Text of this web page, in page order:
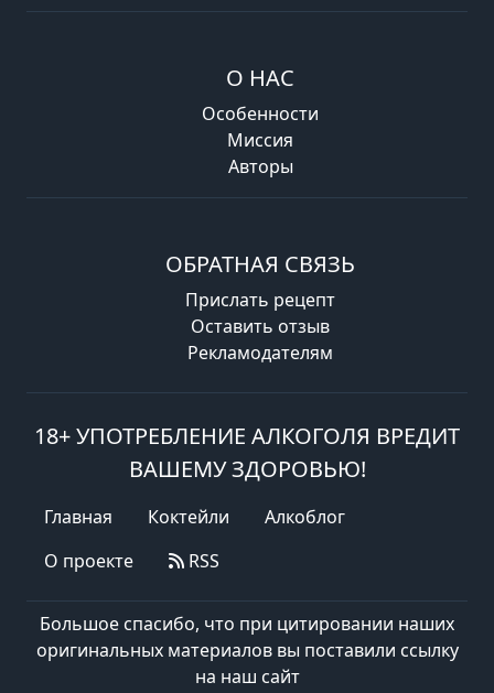
О НАС
Особенности
Миссия
Авторы
ОБРАТНАЯ СВЯЗЬ
Прислать рецепт
Оставить отзыв
Рекламодателям
18+ УПОТРЕБЛЕНИЕ АЛКОГОЛЯ ВРЕДИТ
ВАШЕМУ ЗДОРОВЬЮ!
Главная Коктейли
Алкоблог
О проекте
RSS
Большое спасибо, что при цитировании наших
оригинальных материалов вы поставили ссылку
на наш сайт